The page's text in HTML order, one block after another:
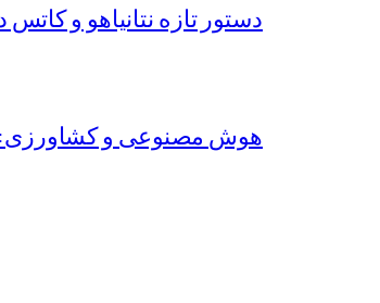
دستور تازه نتانیاهو و
هوش مصنوعی و کشاورزی: